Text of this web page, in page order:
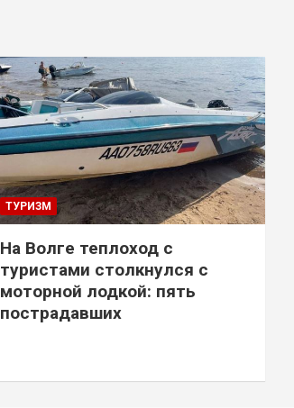
ТУРИЗМ
На Волге теплоход с
туристами столкнулся с
моторной лодкой: пять
пострадавших